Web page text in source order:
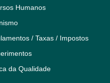
Humanos
/ Taxas / Impostos
da Qualidade